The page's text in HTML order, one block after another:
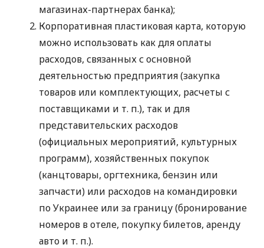
магазинах-партнерах банка);
Корпоративная пластиковая карта, которую
можно использовать как для оплаты
расходов, связанных с основной
деятельностью предприятия (закупка
товаров или комплектующих, расчеты с
поставщиками и т. п.), так и для
представительских расходов
(официальных мероприятий, культурных
программ), хозяйственных покупок
(канцтовары, оргтехника, бензин или
запчасти) или расходов на командировки
по Украинее или за границу (бронирование
номеров в отеле, покупку билетов, аренду
авто и т. п.).